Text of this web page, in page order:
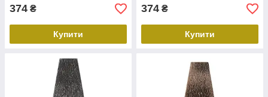
374 ₴
Купити
374 ₴
Купити